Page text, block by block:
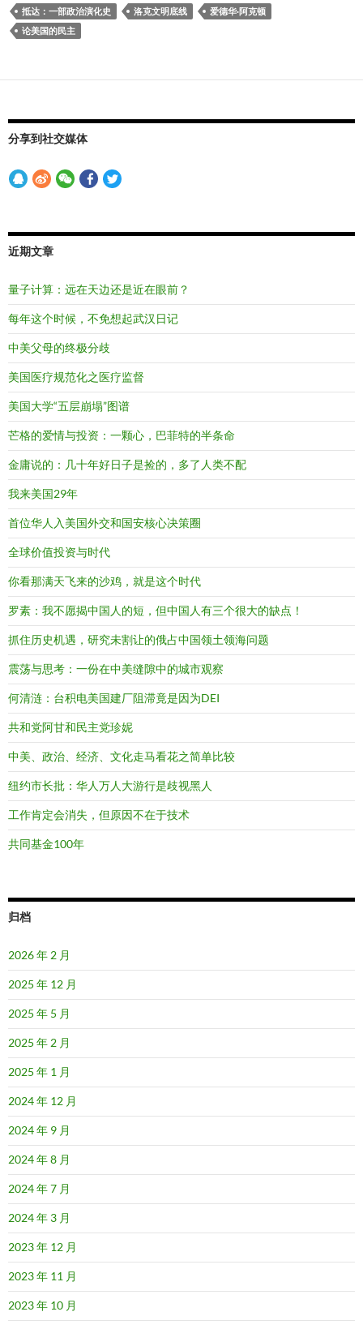
抵达：一部政治演化史
洛克文明底线
爱德华·阿克顿
论美国的民主
分享到社交媒体
近期文章
量子计算：远在天边还是近在眼前？
每年这个时候，不免想起武汉日记
中美父母的终极分歧
美国医疗规范化之医疗监督
美国大学“五层崩塌”图谱
芒格的爱情与投资：一颗心，巴菲特的半条命
金庸说的：几十年好日子是捡的，多了人类不配
我来美国29年
首位华人入美国外交和国安核心决策圈
全球价值投资与时代
你看那满天飞来的沙鸡，就是这个时代
罗素：我不愿揭中国人的短，但中国人有三个很大的缺点！
抓住历史机遇，研究未割让的俄占中国领土领海问题
震荡与思考：一份在中美缝隙中的城市观察
何清涟：台积电美国建厂阻滞竟是因为DEI
共和党阿甘和民主党珍妮
中美、政治、经济、文化走马看花之简单比较
纽约市长批：华人万人大游行是歧视黑人
工作肯定会消失，但原因不在于技术
共同基金100年
归档
2026 年 2 月
2025 年 12 月
2025 年 5 月
2025 年 2 月
2025 年 1 月
2024 年 12 月
2024 年 9 月
2024 年 8 月
2024 年 7 月
2024 年 3 月
2023 年 12 月
2023 年 11 月
2023 年 10 月